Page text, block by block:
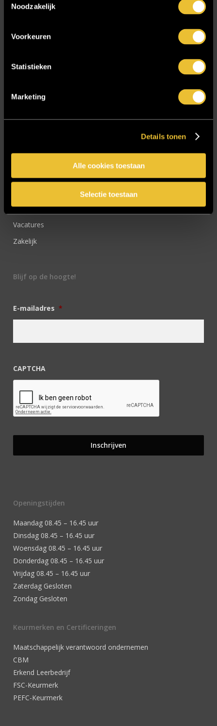
Noodzakelijk
Voorkeuren
Statistieken
Marketing
Details tonen
Alle cookies toestaan
Selectie toestaan
Particulier project: Moderne Woonvilla
Particulier project: Woonvilla met exclusief maatwerk
Samenwerken
Twentsch Hooratelier
Vacature Allround monteur interieurbouwer
Vacatures
Zakelijk
Blijf op de hoogte!
E-mailadres *
CAPTCHA
Openingstijden
Maandag 08.45 – 16.45 uur
Dinsdag 08.45 – 16.45 uur
Woensdag 08.45 – 16.45 uur
Donderdag 08.45 – 16.45 uur
Vrijdag 08.45 – 16.45 uur
Zaterdag Gesloten
Zondag Gesloten
Keurmerken en Certificeringen
Maatschappelijk verantwoord ondernemen
CBM
Erkend Leerbedrijf
FSC-Keurmerk
PEFC-Keurmerk